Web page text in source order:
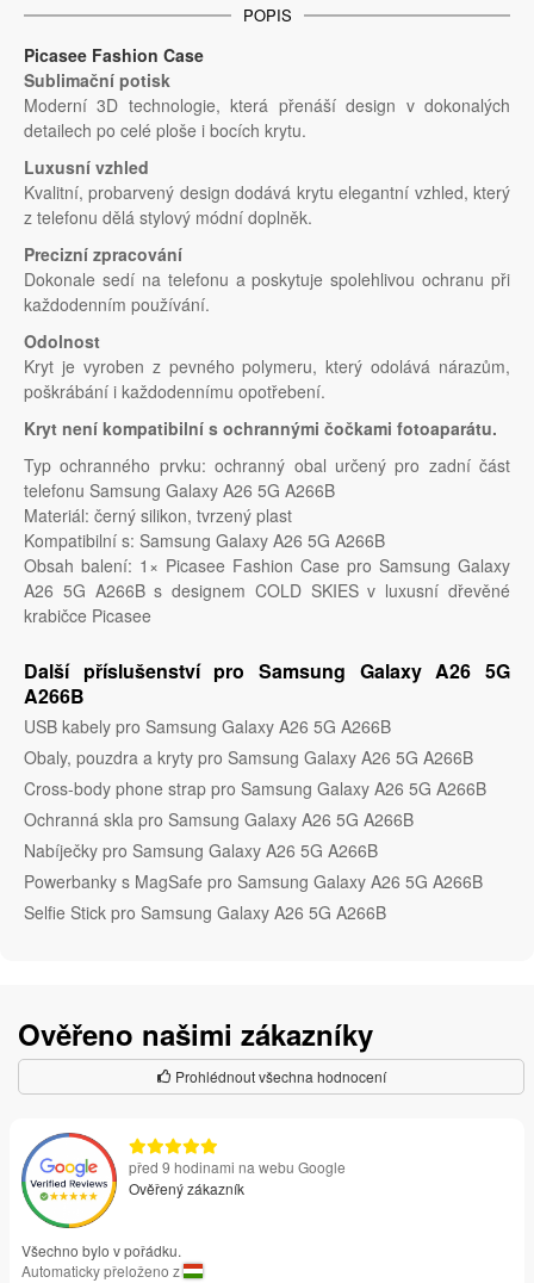
POPIS
Picasee Fashion Case
Sublimační potisk
Moderní 3D technologie, která přenáší design v dokonalých
detailech po celé ploše i bocích krytu.
Luxusní vzhled
Kvalitní, probarvený design dodává krytu elegantní vzhled, který
z telefonu dělá stylový módní doplněk.
Precizní zpracování
Dokonale sedí na telefonu a poskytuje spolehlivou ochranu při
každodenním používání.
Odolnost
Kryt je vyroben z pevného polymeru, který odolává nárazům,
poškrábání i každodennímu opotřebení.
Kryt není kompatibilní s ochrannými čočkami fotoaparátu.
Typ ochranného prvku: ochranný obal určený pro zadní část
telefonu Samsung Galaxy A26 5G A266B
Materiál: černý silikon, tvrzený plast
Kompatibilní s: Samsung Galaxy A26 5G A266B
Obsah balení: 1× Picasee Fashion Case pro Samsung Galaxy
A26 5G A266B s designem COLD SKIES v luxusní dřevěné
krabičce Picasee
Další příslušenství pro Samsung Galaxy A26 5G
A266B
USB kabely pro Samsung Galaxy A26 5G A266B
Obaly, pouzdra a kryty pro Samsung Galaxy A26 5G A266B
Cross-body phone strap pro Samsung Galaxy A26 5G A266B
Ochranná skla pro Samsung Galaxy A26 5G A266B
Nabíječky pro Samsung Galaxy A26 5G A266B
Powerbanky s MagSafe pro Samsung Galaxy A26 5G A266B
Selfie Stick pro Samsung Galaxy A26 5G A266B
Ověřeno našimi zákazníky
Prohlédnout všechna hodnocení
před 9 hodinami na webu Google
Ověřený zákazník
Všechno bylo v pořádku.
Automaticky přeloženo z